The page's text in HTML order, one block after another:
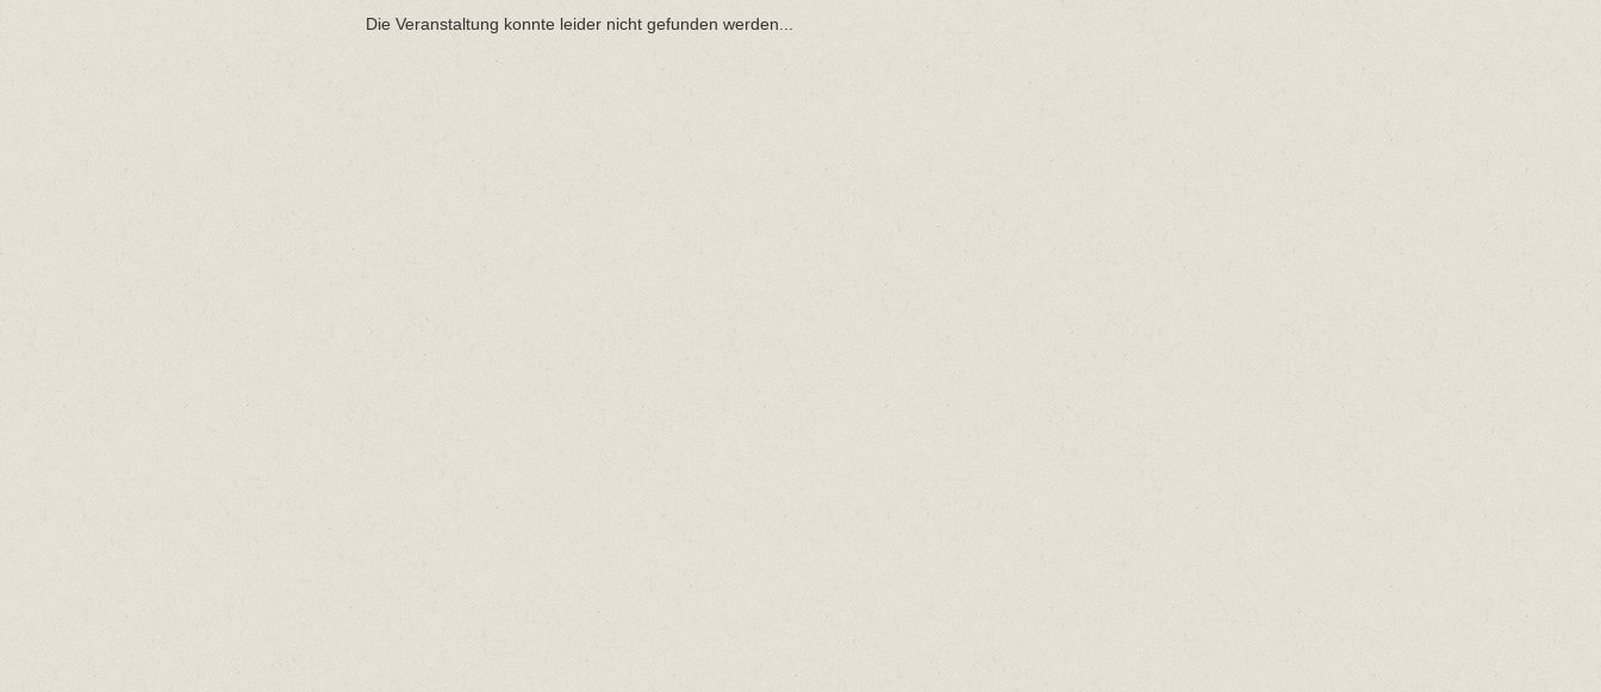
Die Veranstaltung konnte leider nicht gefunden werden...